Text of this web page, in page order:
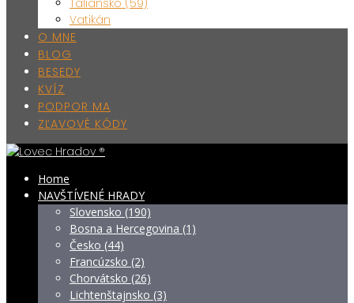
Taliansko (59)
Vatikán
O MNE
BLOG
BESEDY
KVÍZ
PODPOR MA
ZĽAVOVÉ KÓDY
Home
NAVŠTÍVENÉ HRADY
Slovensko (190)
Bosna a Hercegovina (1)
Česko (44)
Francúzsko (2)
Chorvátsko (26)
Lichtenštajnsko (3)